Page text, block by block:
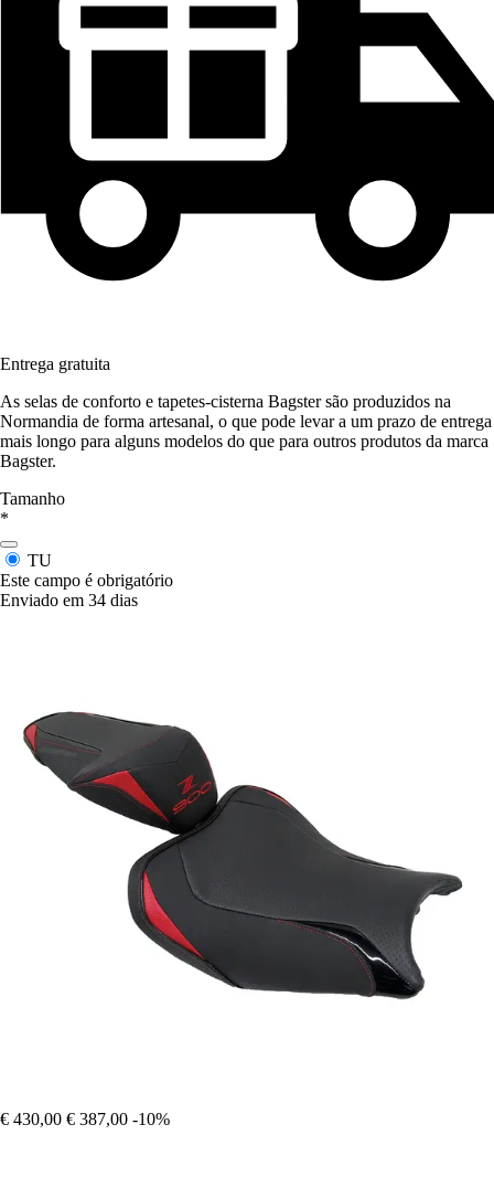
Entrega gratuita
As selas de conforto e tapetes-cisterna Bagster são produzidos na
Normandia de forma artesanal, o que pode levar a um prazo de entrega
mais longo para alguns modelos do que para outros produtos da marca
Bagster.
Tamanho
*
TU
Este campo é obrigatório
Enviado em 34 dias
€ 430,00 € 387,00 -10%